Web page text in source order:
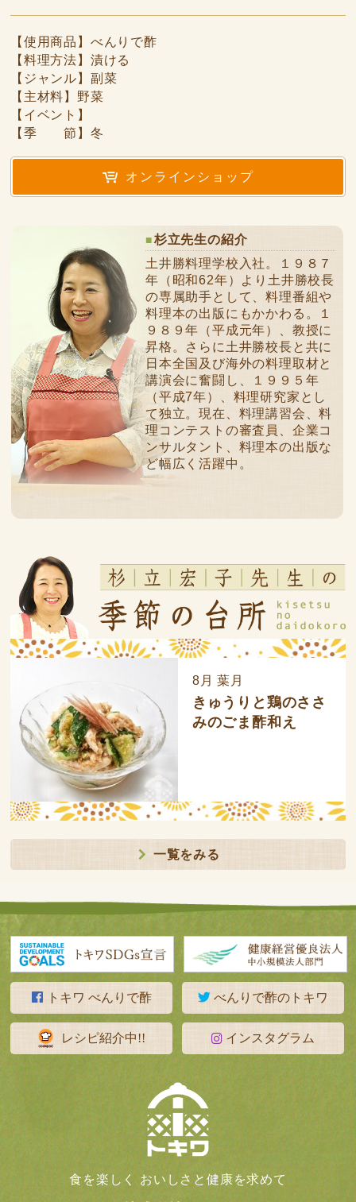
【使用商品】べんりで酢
【料理方法】漬ける
【ジャンル】副菜
【主材料】野菜
【イベント】
【季 節】冬
オンラインショップ
杉立先生の紹介
土井勝料理学校入社。１９８７
年（昭和62年）より土井勝校長
の専属助手として、料理番組や
料理本の出版にもかかわる。１
９８９年（平成元年）、教授に
昇格。さらに土井勝校長と共に
日本全国及び海外の料理取材と
講演会に奮闘し、１９９５年
（平成7年）、料理研究家とし
て独立。現在、料理講習会、料
理コンテストの審査員、企業コ
ンサルタント、料理本の出版な
ど幅広く活躍中。
8月 葉月
きゅうりと鶏のささ
みのごま酢和え
一覧をみる
トキワ べんりで酢 べんりで酢のトキワ
レシピ紹介中!! インスタグラム
食を楽しく おいしさと健康を求めて